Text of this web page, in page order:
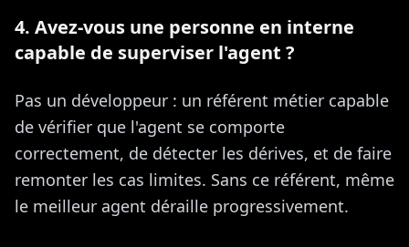
4. Avez-vous une personne en interne
capable de superviser l'agent ?
Pas un développeur : un référent métier capable
de vérifier que l'agent se comporte
correctement, de détecter les dérives, et de faire
remonter les cas limites. Sans ce référent, même
le meilleur agent déraille progressivement.